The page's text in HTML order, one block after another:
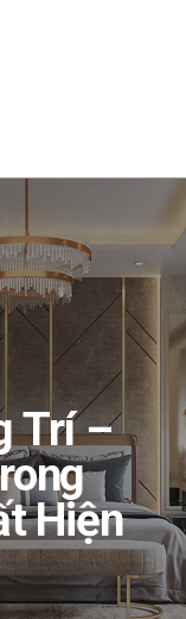
Trí –
Hiện